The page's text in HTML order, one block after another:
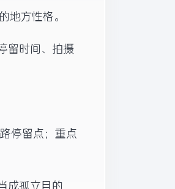
地方性格。
留时间、拍摄
停留点；重点
成孤立目的